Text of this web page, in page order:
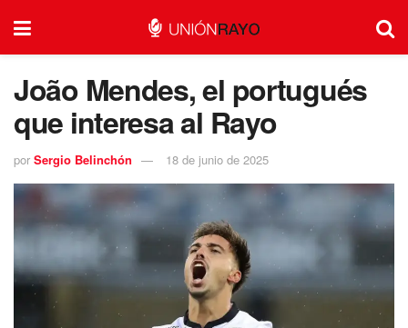
João Mendes, el portugués
que interesa al Rayo
por Sergio Belinchón 18 de junio de 2025